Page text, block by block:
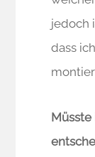
jedoch
dass